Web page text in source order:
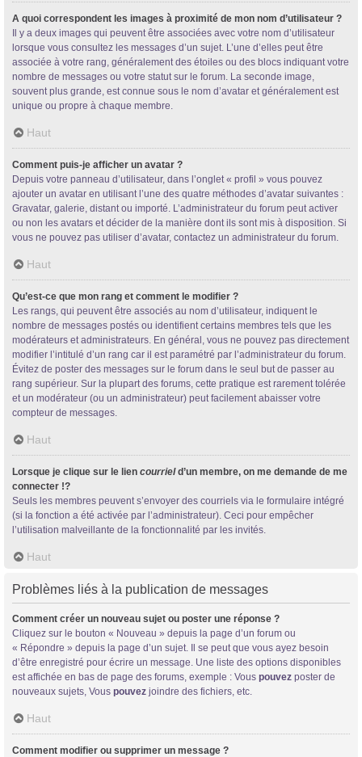
A quoi correspondent les images à proximité de mon nom d’utilisateur ?
Il y a deux images qui peuvent être associées avec votre nom d’utilisateur
lorsque vous consultez les messages d’un sujet. L’une d’elles peut être
associée à votre rang, généralement des étoiles ou des blocs indiquant votre
nombre de messages ou votre statut sur le forum. La seconde image,
souvent plus grande, est connue sous le nom d’avatar et généralement est
unique ou propre à chaque membre.
Haut
Comment puis-je afficher un avatar ?
Depuis votre panneau d’utilisateur, dans l’onglet « profil » vous pouvez
ajouter un avatar en utilisant l’une des quatre méthodes d’avatar suivantes :
Gravatar, galerie, distant ou importé. L’administrateur du forum peut activer
ou non les avatars et décider de la manière dont ils sont mis à disposition. Si
vous ne pouvez pas utiliser d’avatar, contactez un administrateur du forum.
Haut
Qu’est-ce que mon rang et comment le modifier ?
Les rangs, qui peuvent être associés au nom d’utilisateur, indiquent le
nombre de messages postés ou identifient certains membres tels que les
modérateurs et administrateurs. En général, vous ne pouvez pas directement
modifier l’intitulé d’un rang car il est paramétré par l’administrateur du forum.
Évitez de poster des messages sur le forum dans le seul but de passer au
rang supérieur. Sur la plupart des forums, cette pratique est rarement tolérée
et un modérateur (ou un administrateur) peut facilement abaisser votre
compteur de messages.
Haut
Lorsque je clique sur le lien courrield’un membre, on me demande de me
connecter !?
Seuls les membres peuvent s’envoyer des courriels via le formulaire intégré
(si la fonction a été activée par l’administrateur). Ceci pour empêcher
l’utilisation malveillante de la fonctionnalité par les invités.
Haut
Problèmes liés à la publication de messages
Comment créer un nouveau sujet ou poster une réponse ?
Cliquez sur le bouton « Nouveau » depuis la page d’un forum ou
« Répondre » depuis la page d’un sujet. Il se peut que vous ayez besoin
d’être enregistré pour écrire un message. Une liste des options disponibles
est affichée en bas de page des forums, exemple : Vous pouvez poster de
nouveaux sujets, Vous pouvez joindre des fichiers, etc.
Haut
Comment modifier ou supprimer un message ?